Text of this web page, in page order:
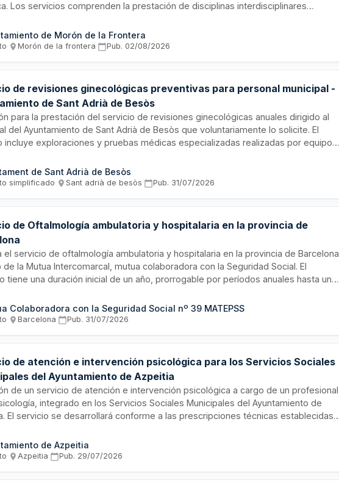
Los servicios comprenden la prestación de disciplinas interdisciplinares
del servicio público delegado de atención infantil temprana mediante la
del equipo interdisciplinar exigido por la normativa autonómica aplicable.
de Morón de la Frontera
· Morón de la frontera· Pub. 02/08/2026
de revisiones ginecológicas preventivas para personal municipal -
de Sant Adrià de Besòs
para la prestación del servicio de revisiones ginecológicas anuales dirigido al
del Ayuntamiento de Sant Adrià de Besòs que voluntariamente lo solicite. El
incluye exploraciones y pruebas médicas especializadas realizadas por equipos
de Cataluña. Las revisiones se ejecutarán con cita previa preferentemente
y abril de cada año, garantizando la máxima calidad asistencial y el carácter
de Sant Adrià de Besòs
simplificado· Sant adrià de besòs· Pub. 31/07/2026
de Oftalmología ambulatoria y hospitalaria en la provincia de
el servicio de oftalmología ambulatoria y hospitalaria en la provincia de Barcelona,
de la Mutua Intercomarcal, mutua colaboradora con la Seguridad Social. El
tiene una duración inicial de un año, prorrogable por períodos anuales hasta un
acrediten experiencia profesional mediante certificados de buena ejecución y
de profesionales oftalmólogos especializados durante toda la vigencia del
Colaboradora con la Seguridad Social nº 39 MATEPSS
· Barcelona· Pub. 31/07/2026
de atención e intervención psicológica para los Servicios Sociales
del Ayuntamiento de Azpeitia
de un servicio de atención e intervención psicológica a cargo de un profesional
integrado en los Servicios Sociales Municipales del Ayuntamiento de
El servicio se desarrollará conforme a las prescripciones técnicas establecidas
de Azpeitia
· Azpeitia· Pub. 29/07/2026